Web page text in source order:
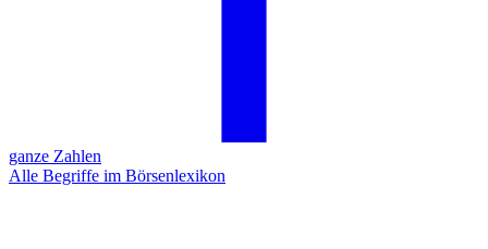
ganze Zahlen
Alle Begriffe im Börsenlexikon